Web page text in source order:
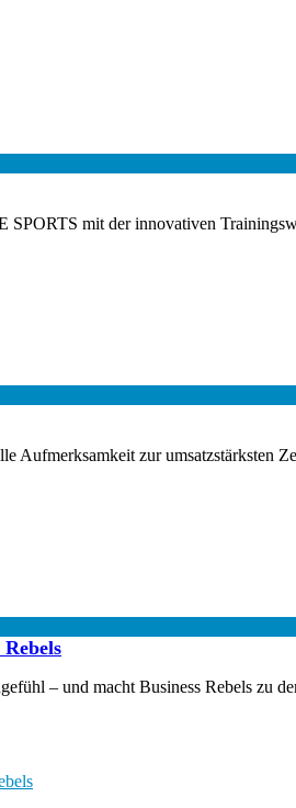
mit der innovativen
zur umsatzstärksten
– und macht Business Rebels zu